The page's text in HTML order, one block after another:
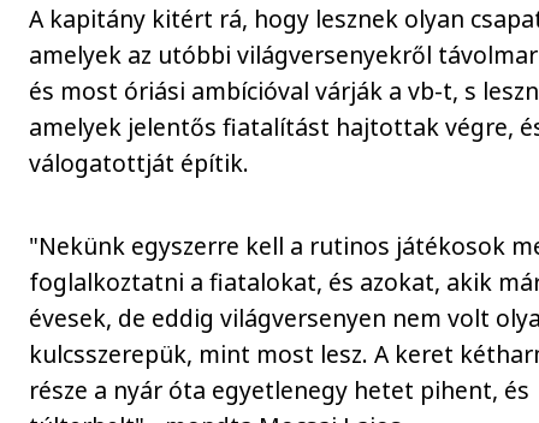
A kapitány kitért rá, hogy lesznek olyan
amelyek az utóbbi világversenyekről
és most óriási ambícióval várják a vb-t, s
amelyek jelentős fiatalítást hajtottak végre,
válogatottját építik.
"Nekünk egyszerre kell a rutinos játékosok
foglalkoztatni a fiatalokat, és azokat, akik
évesek, de eddig világversenyen nem volt
kulcsszerepük, mint most lesz. A keret
része a nyár óta egyetlenegy hetet pihent, és